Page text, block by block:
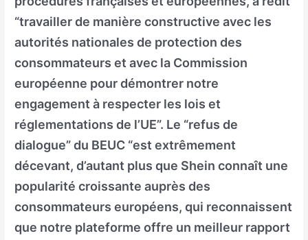
“travailler de manière constructive avec les
autorités nationales de protection des
consommateurs et avec la Commission
européenne pour démontrer notre
engagement à respecter les lois et
réglementations de l’UE”. Le “refus de
dialogue” du BEUC “est extrêmement
décevant, d’autant plus que Shein connaît une
popularité croissante auprès des
consommateurs européens, qui reconnaissent
que notre plateforme offre un meilleur rapport